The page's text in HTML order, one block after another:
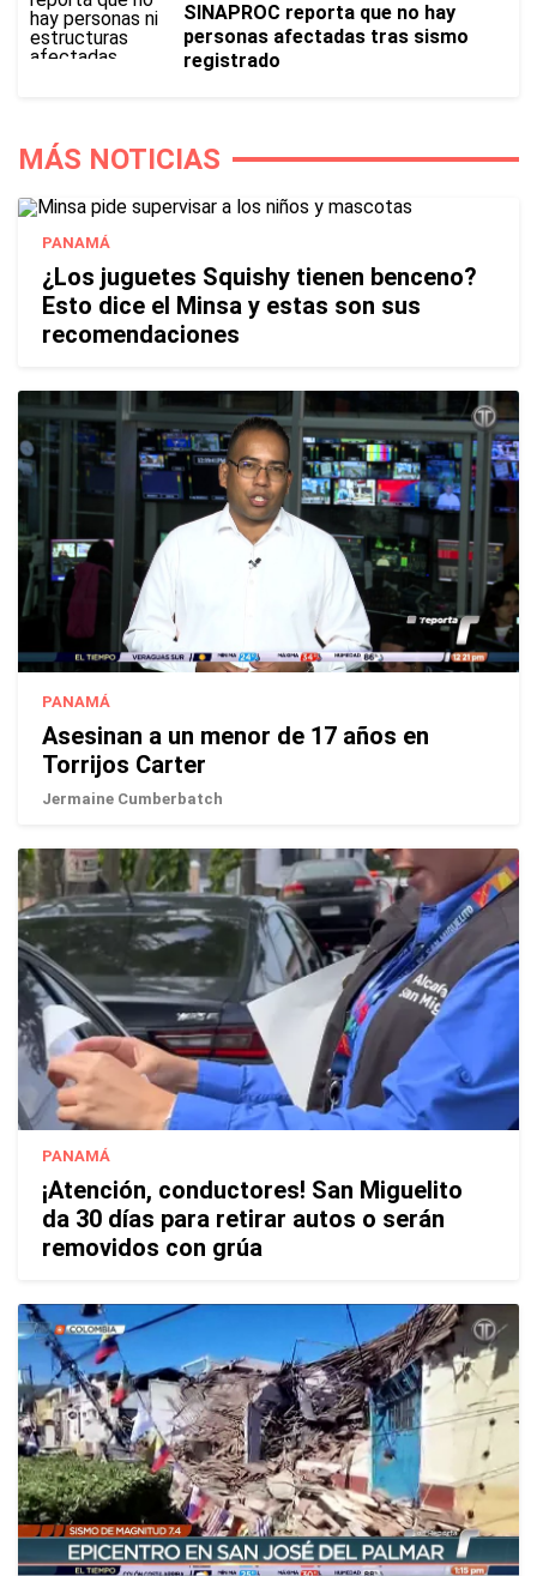
SINAPROC reporta que no hay
personas afectadas tras sismo
registrado
MÁS NOTICIAS
PANAMÁ
¿Los juguetes Squishy tienen benceno?
Esto dice el Minsa y estas son sus
recomendaciones
PANAMÁ
Asesinan a un menor de 17 años en
Torrijos Carter
Jermaine Cumberbatch
PANAMÁ
¡Atención, conductores! San Miguelito
da 30 días para retirar autos o serán
removidos con grúa